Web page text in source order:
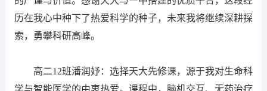
历在我心中种下了热爱科学的种子，未来我将继续深耕探
索，勇攀科研高峰。
高二12班潘润妤：选择天大先修课，源于我对生命科
学与智能医学的由衷热爱。课程中，脑机交互、无药治疗